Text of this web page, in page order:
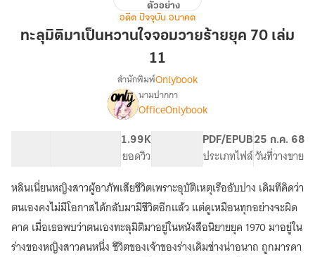
มา
จอม
เล่ม
11
ตัวอย่าง
อดีต ปัจจุบัน อนาคต
ทะลุมิติมาเป็นหวานใจจอมวายร้ายยุค 70 เล่ม
11
เรื่อง[จบ]ทะลุ
มิติ
จอม
วาย
ร้าย
ยุค
70
สำนักพิมพ์Onlybook
นามปากกา
OfficeOnlybook
1.99K
ยอดวิว
PDF/EPUB
ประเภทไฟล์
25 ก.ค. 68
วันที่วางขาย
หลินเนี่ยนหญิงสาวผู้อาภัพเสียชีวิตเพราะอุบัติเหตุเรืออับปาง เดิมทีคิดว่า
ตนเองคงไม่มีโอกาสได้กลับมามีชีวิตอีกแล้ว แต่ดูเหมือนทุกอย่างจะผิด
คาด เมื่อเธอพบว่าตนเองทะลุมิติมาอยู่ในหนังสือนิยายยุค 1970 มาอยู่ใน
ร่างของหญิงสาวคนหนึ่ง ชีวิตของเจ้าของร่างเดิมช่างน่าอนาถ ถูกมารดา